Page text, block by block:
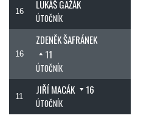
16
LUKÁŠ GAŽÁK
ÚTOČNÍK
16
ZDENĚK ŠAFRÁNEK
11
ÚTOČNÍK
11
JIŘÍ MACÁK 16
ÚTOČNÍK